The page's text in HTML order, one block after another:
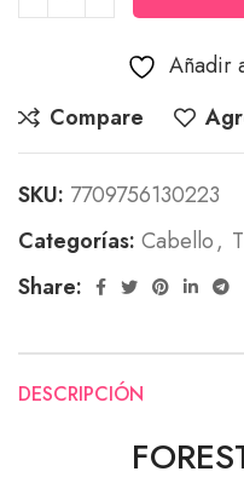
Añadir
Compare
SKU: 7709756130223
Categorías: Cabello,
Share:
DESCRIPCIÓN